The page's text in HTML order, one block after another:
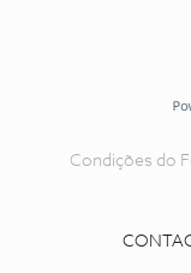
Condições do